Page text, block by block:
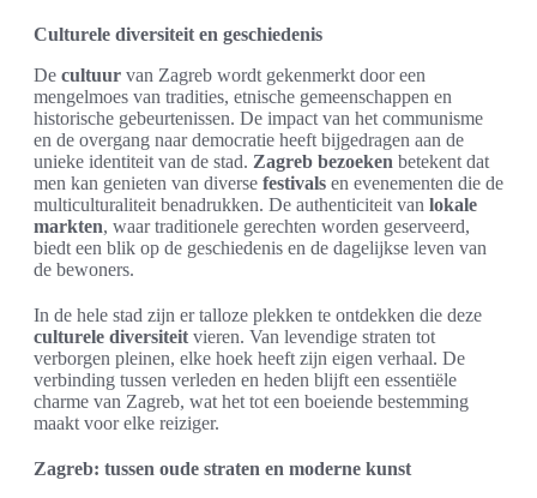
Culturele diversiteit en geschiedenis
De cultuur van Zagreb wordt gekenmerkt door een
mengelmoes van tradities, etnische gemeenschappen en
historische gebeurtenissen. De impact van het communisme
en de overgang naar democratie heeft bijgedragen aan de
unieke identiteit van de stad. Zagreb bezoeken betekent dat
men kan genieten van diverse festivals en evenementen die de
multiculturaliteit benadrukken. De authenticiteit van lokale
markten, waar traditionele gerechten worden geserveerd,
biedt een blik op de geschiedenis en de dagelijkse leven van
de bewoners.
In de hele stad zijn er talloze plekken te ontdekken die deze
culturele diversiteit vieren. Van levendige straten tot
verborgen pleinen, elke hoek heeft zijn eigen verhaal. De
verbinding tussen verleden en heden blijft een essentiële
charme van Zagreb, wat het tot een boeiende bestemming
maakt voor elke reiziger.
Zagreb: tussen oude straten en moderne kunst